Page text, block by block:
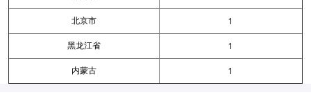
北京市 1
黑龙江省 1
内蒙古 1